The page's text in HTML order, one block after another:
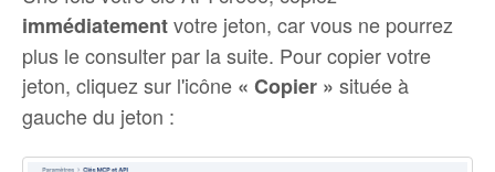
immédiatementvotre jeton, car vous ne pourrez
plus le consulter par la suite. Pour copier votre
jeton, cliquez sur l'icône « Copier » située à
gauche du jeton :